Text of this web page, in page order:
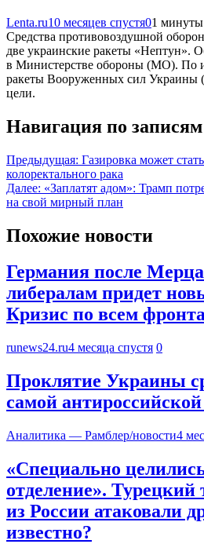
Lenta.ru10 месяцев спустя01 минуты
Средства противовоздушной
две украинские ракеты «Нептун».
в Министерстве обороны (МО). По
ракеты Вооруженных сил Украины
цели.
Навигация по записям
Предыдущая: Газировка может
колоректального рака
Далее: «Заплатят адом»: Трамп
на свой мирный план
Похожие новости
Германия после
либералам придет
Кризис по всем
runews24.ru4 месяца спустя 0
Проклятие Украины
самой
Аналитика — Рамблер/новости4
«Специально
отделение».
из России атаковали
известно?